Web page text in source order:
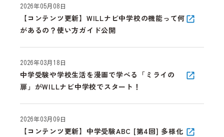
【コンテンツ更新】WILLナビ中学校の機能って何
があるの？使い方ガイド公開
2026年05月08日
中学受験や学校生活を漫画で学べる「ミライの
扉」がWILLナビ中学校でスタート！
2026年03月18日
【コンテンツ更新】中学受験ABC [第4回] 多様化
2026年03月09日